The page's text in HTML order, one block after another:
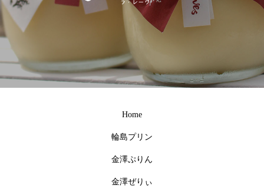
Home
輪島プリン
金澤ぷりん
金澤ぜりぃ